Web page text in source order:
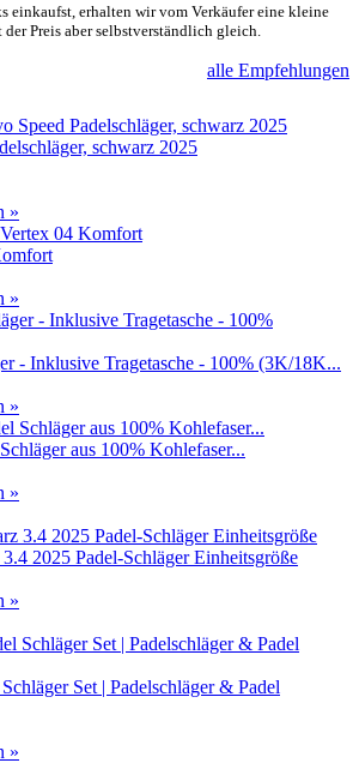
einkaufst, erhalten wir vom Verkäufer eine kleine
Preis aber selbstverständlich gleich.
alle Empfehlungen
schwarz 2025
»
»
- Inklusive Tragetasche - 100% (3K/18K...
»
aus 100% Kohlefaser...
»
2025 Padel-Schläger Einheitsgröße
»
Set | Padelschläger & Padel
»